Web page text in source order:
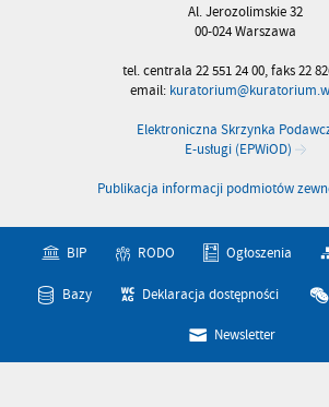
Al. Jerozolimskie 32
00-024 Warszawa
tel. centrala 22 551 24 00, faks 22
email:
Elektroniczna Skrzynka
E-usługi (EPWiOD)
Publikacja informacji podmiotów
BIP RODO Ogłoszenia
Bazy Deklaracja dostępności
Newsletter